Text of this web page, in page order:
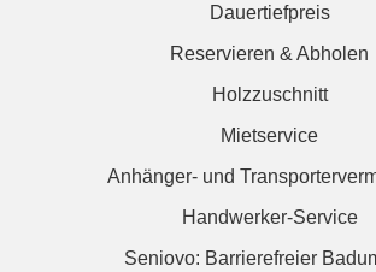
Dauertiefpreis
Reservieren & Abholen
Holzzuschnitt
Mietservice
Anhänger- und
Handwerker-Service
Seniovo: Barrierefreier